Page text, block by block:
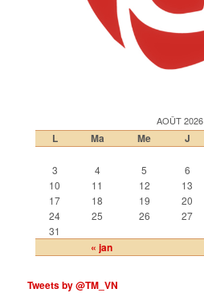
AOÛT 2026
L Ma Me J
« jan
3
4 5 6
10
11 12 13
17
18 19 20
24
25 26 27
31
Tweets by @TM_VN